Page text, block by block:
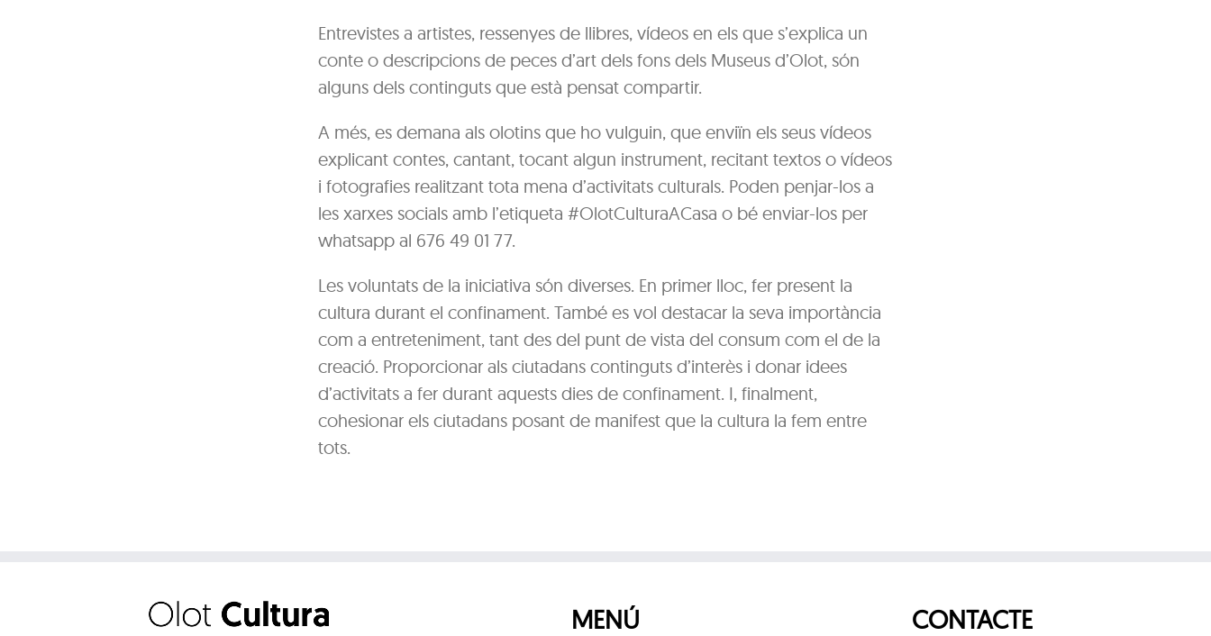
Entrevistes a artistes, ressenyes de llibres, vídeos en els que s’explica un
conte o descripcions de peces d’art dels fons dels Museus d’Olot, són
alguns dels continguts que està pensat compartir.
A més, es demana als olotins que ho vulguin, que enviïn els seus vídeos
explicant contes, cantant, tocant algun instrument, recitant textos o vídeos
i fotografies realitzant tota mena d’activitats culturals. Poden penjar-los a
les xarxes socials amb l’etiqueta #OlotCulturaACasa o bé enviar-los per
whatsapp al 676 49 01 77.
Les voluntats de la iniciativa són diverses. En primer lloc, fer present la
cultura durant el confinament. També es vol destacar la seva importància
com a entreteniment, tant des del punt de vista del consum com el de la
creació. Proporcionar als ciutadans continguts d’interès i donar idees
d’activitats a fer durant aquests dies de confinament. I, finalment,
cohesionar els ciutadans posant de manifest que la cultura la fem entre
tots.
MENÚ CONTACTE